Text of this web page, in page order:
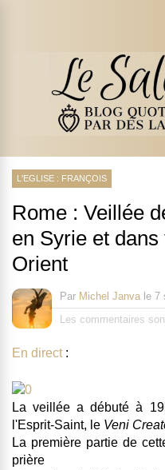
L'EGLISE : FRANÇOIS
Rome : Veillée
en Syrie et
Orient
Par Michel Janva le 7
Les commentaires
En direct:
La veillée a débuté à
l'Esprit-Saint, le Veni
La première partie de
prière